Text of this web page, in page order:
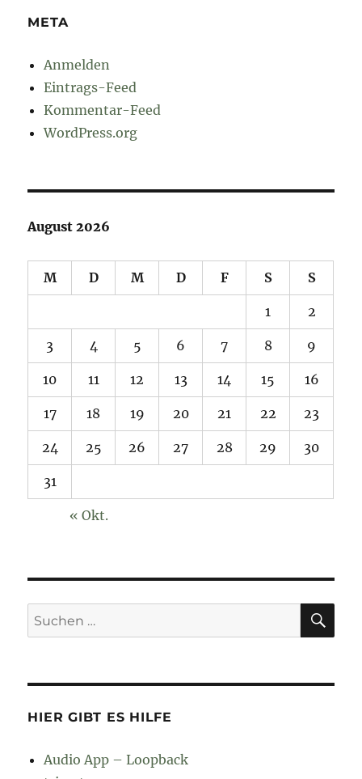
META
Anmelden
Eintrags-Feed
Kommentar-Feed
WordPress.org
August 2026
M D M D F S S
1 2
3 4 5 6 7 8 9
10 11 12 13 14 15 16
17 18 19 20 21 22 23
24 25 26 27 28 29 30
31
« Okt.
Suchen
nach:
HIER GIBT ES HILFE
Audio App – Loopback